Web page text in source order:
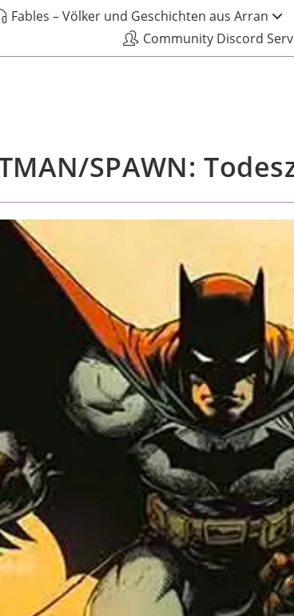
Fables – Völker und Geschichten aus Arran
Community Discord
SPAWN: